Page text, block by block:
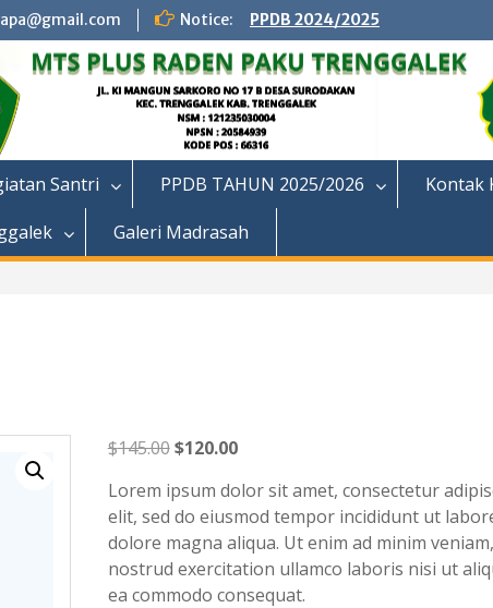
Notice: PPDB 2024/2025
Santri PPDB TAHUN 2025/2026
Kontak
Galeri Madrasah
$145.00Harga
adalah:
$145.00.
$120.00Harga
ini
adalah:
$120.00.
Lorem ipsum dolor sit amet, consectetur
elit, sed do eiusmod tempor incididunt ut
dolore magna aliqua. Ut enim ad minim
nostrud exercitation ullamco laboris nisi ut
ea commodo consequat.